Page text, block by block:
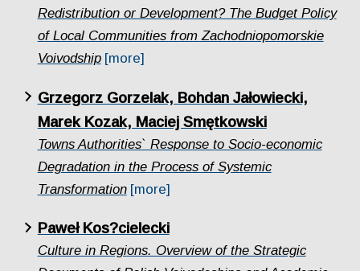
Redistribution or Development? The Budget Policy
of Local Communities from Zachodniopomorskie
Voivodship [more]
Grzegorz Gorzelak, Bohdan Jałowiecki,
Marek Kozak, Maciej Smętkowski
Towns Authorities` Response to Socio-economic
Degradation in the Process of Systemic
Transformation [more]
Paweł Kos?cielecki
Culture in Regions. Overview of the Strategic